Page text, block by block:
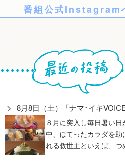
番組公式Instagram
8月8日（土）「ナマ･イキ
８月に突入し毎日暑い日
中、ほてったカラダを助
れる救世主といえば、